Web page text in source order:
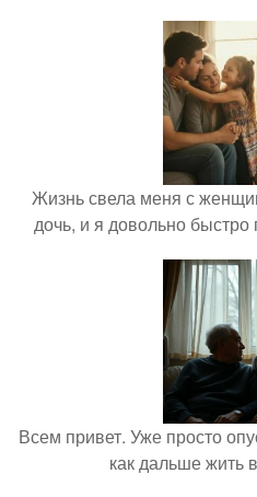
Жизнь свела меня с
дочь, и я довольно
Всем привет. Уже просто
как дальше жить